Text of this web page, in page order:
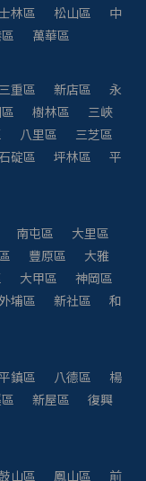
林區 松山區
中
萬華區
三重區 新店區
永
樹林區
三峽
八里區
三芝區
碇區 坪林區
平
南屯區
大里區
豐原區
大雅
大甲區
神岡區
埔區 新社區
和
鎮區 八德區
楊
新屋區
復興
山區 鳳山區 前